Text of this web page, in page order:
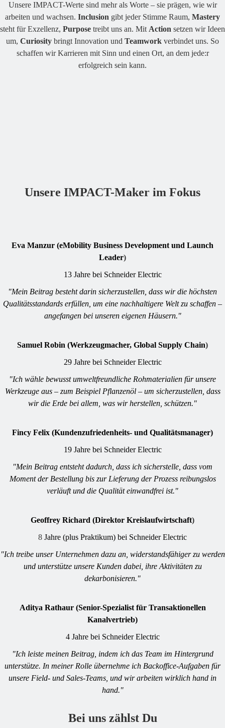
Unsere IMPACT-Werte sind mehr als Worte – sie prägen, wie wir
arbeiten und wachsen. Inclusion gibt jeder Stimme Raum, Mastery
steht für Exzellenz, Purpose treibt uns an. Mit Action setzen wir Ideen
um, Curiosity bringt Innovation und Teamwork verbindet uns. So
schaffen wir Karrieren mit Sinn und einen Ort, an dem jede:r
erfolgreich sein kann.
Unsere IMPACT-Maker im Fokus
Eva Manzur (eMobility Business Development und Launch
Leader)
13 Jahre bei Schneider Electric
"Mein Beitrag besteht darin sicherzustellen, dass wir die höchsten
Qualitätsstandards erfüllen, um eine nachhaltigere Welt zu schaffen –
angefangen bei unseren eigenen Häusern."
Samuel Robin (Werkzeugmacher, Global Supply Chain)
29 Jahre bei Schneider Electric
"Ich wähle bewusst umweltfreundliche Rohmaterialien für unsere
Werkzeuge aus – zum Beispiel Pflanzenöl – um sicherzustellen, dass
wir die Erde bei allem, was wir herstellen, schützen."
Fincy Felix (Kunden­zufriedenheits- und Qualitätsmanager)
19 Jahre bei Schneider Electric
"Mein Beitrag entsteht dadurch, dass ich sicherstelle, dass vom
Moment der Bestellung bis zur Lieferung der Prozess reibungslos
verläuft und die Qualität einwandfrei ist."
Geoffrey Richard (Direktor Kreislaufwirtschaft)
8 Jahre (plus Praktikum) bei Schneider Electric
"Ich treibe unser Unternehmen dazu an, widerstandsfähiger zu werden
und unterstütze unsere Kunden dabei, ihre Aktivitäten zu
dekarbonisieren."
Aditya Rathaur (Senior-Spezialist für Transaktionellen
Kanalvertrieb)
4 Jahre bei Schneider Electric
"Ich leiste meinen Beitrag, indem ich das Team im Hintergrund
unterstütze. In meiner Rolle übernehme ich Backoffice-Aufgaben für
unsere Field- und Sales-Teams, und wir arbeiten wirklich hand in
hand."
Bei uns zählst Du